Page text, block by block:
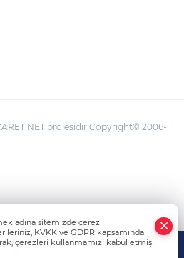
projesidir Copyright© 2006-
adına sitemizde çerez
KVKK ve GDPR kapsamında
çerezleri kullanmamızı kabul etmiş